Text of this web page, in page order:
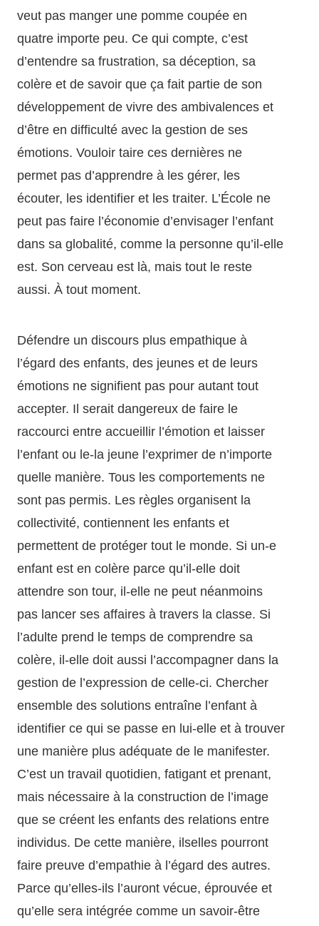
veut pas manger une pomme coupée en
quatre importe peu. Ce qui compte, c’est
d’entendre sa frustration, sa déception, sa
colère et de savoir que ça fait partie de son
développement de vivre des ambivalences et
d’être en difficulté avec la gestion de ses
émotions. Vouloir taire ces dernières ne
permet pas d’apprendre à les gérer, les
écouter, les identifier et les traiter. L’École ne
peut pas faire l’économie d’envisager l’enfant
dans sa globalité, comme la personne qu’il-elle
est. Son cerveau est là, mais tout le reste
aussi. À tout moment.
Défendre un discours plus empathique à
l’égard des enfants, des jeunes et de leurs
émotions ne signifient pas pour autant tout
accepter. Il serait dangereux de faire le
raccourci entre accueillir l’émotion et laisser
l’enfant ou le-la jeune l’exprimer de n’importe
quelle manière. Tous les comportements ne
sont pas permis. Les règles organisent la
collectivité, contiennent les enfants et
permettent de protéger tout le monde. Si un-e
enfant est en colère parce qu’il-elle doit
attendre son tour, il-elle ne peut néanmoins
pas lancer ses affaires à travers la classe. Si
l’adulte prend le temps de comprendre sa
colère, il-elle doit aussi l’accompagner dans la
gestion de l’expression de celle-ci. Chercher
ensemble des solutions entraîne l’enfant à
identifier ce qui se passe en lui-elle et à trouver
une manière plus adéquate de le manifester.
C’est un travail quotidien, fatigant et prenant,
mais nécessaire à la construction de l’image
que se créent les enfants des relations entre
individus. De cette manière, ilselles pourront
faire preuve d’empathie à l’égard des autres.
Parce qu’elles-ils l’auront vécue, éprouvée et
qu’elle sera intégrée comme un savoir-être